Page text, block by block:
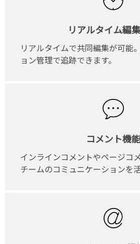
リアルタイム編
リアルタイムで共同編集が可能
ョン管理で追跡できます。
コメント機能
インラインコメントやページコ
チームのコミュニケーションを